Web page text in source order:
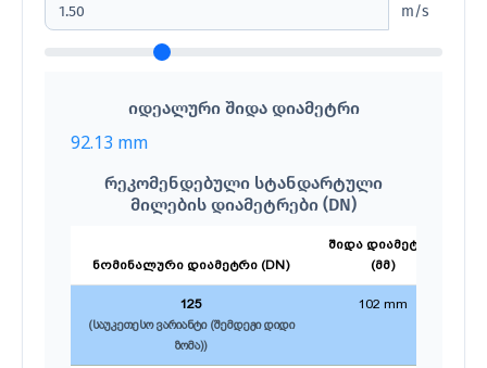
m/s
იდეალური შიდა დიამეტრი
92.13 mm
რეკომენდებული სტანდარტული
მილების დიამეტრები (DN)
ნომინალური დიამეტრი (DN)
შიდა დიამეტრი
(მმ)
125
(საუკეთესო ვარიანტი (შემდეგი დიდი
ზომა))
102 mm